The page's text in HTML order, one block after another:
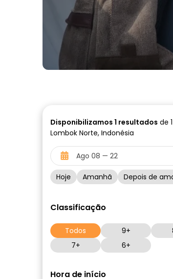
Disponibilizamos 1 resultados de
Lombok Norte, Indonésia
Hoje Amanhã Depois de
Classificação
Todos 9+
7+
6+
Hora de início